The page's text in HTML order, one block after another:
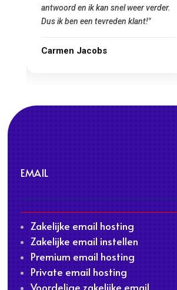
antwoord en ik kan snel weer verder.
Dus ik ben een tevreden klant!"
Carmen Jacobs
EMAIL
Zakelijke email hosting
Zakelijke email instellen
Premium email hosting
Private email hosting